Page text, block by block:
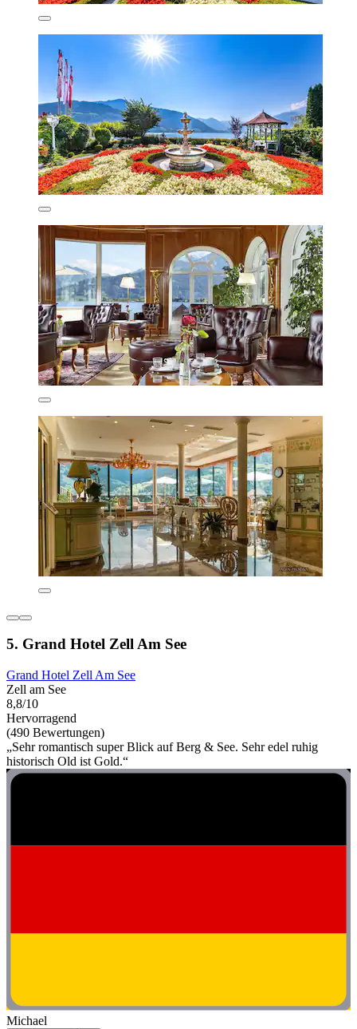
5. Grand Hotel Zell Am See
Grand Hotel Zell Am See
Zell am See
8,8/10
Hervorragend
(490 Bewertungen)
„Sehr romantisch super Blick auf Berg & See. Sehr edel ruhig
historisch Old ist Gold.“
Michael